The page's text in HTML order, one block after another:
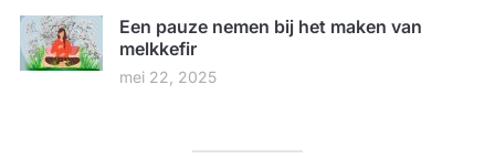
Een pauze nemen bij het maken van
melkkefir
mei 22, 2025